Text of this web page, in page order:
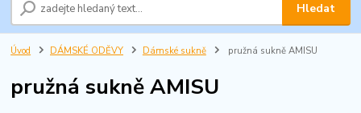
Hledat
Úvod DÁMSKÉ ODĚVY Dámské sukně pružná sukně AMISU
pružná sukně AMISU